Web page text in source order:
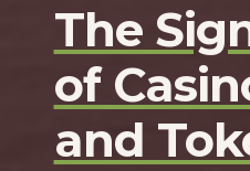
The
of
and